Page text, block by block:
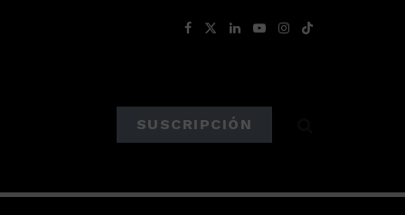
SUSCRIPCIÓN